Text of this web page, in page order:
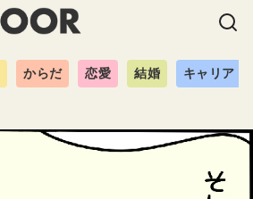
からだ 恋愛 結婚 キャリア